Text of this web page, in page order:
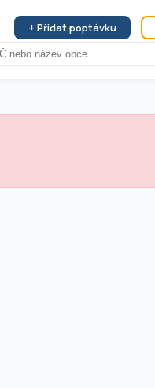
+ Přidat poptávku